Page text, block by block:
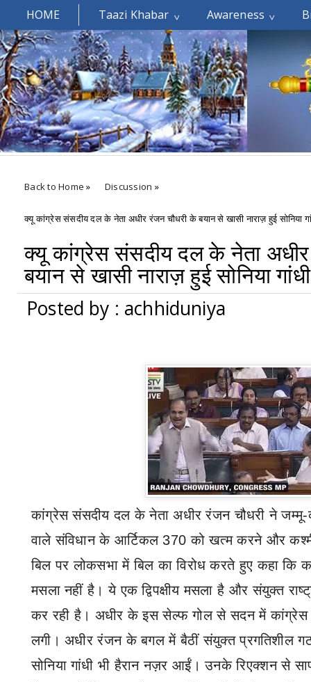
HOME Taazi Khabar Awareness
Welcomes You.....
Back to Home » Discussion »
क्यू कांग्रेस संसदीय दल के नेता अधीर रंजन चौधरी के बयान से खासी नाराज़ हुई सोनिया
क्यू कांग्रेस संसदीय दल के नेता
बयान से खासी नाराज़ हुई सोनिया
Posted by : achhiduniya
कांग्रेस संसदीय दल के नेता अधीर रंजन चौधरी ने
वाले संविधान के आर्टिकल 370 को खत्म करने और
बिल पर लोकसभा में बिल का विरोध करते हुए कहा कि
मसला नहीं है। ये एक द्विपक्षीय मसला है और संयुक्त
कर रही है। अधीर के इस सेल्फ गोल से सदन में कांग्रेस
लगी। अधीर रंजन के बगल में बैठीं संयुक्त प्रगतिशील
सोनिया गांधी भी हैरान नज़र आईं। उनके रिएक्शन से